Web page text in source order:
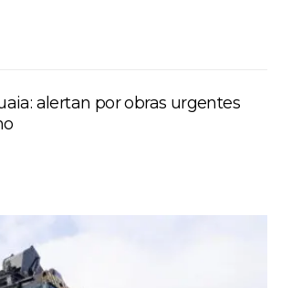
alertan por obras urgentes